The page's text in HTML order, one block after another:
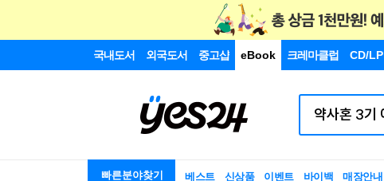
국내도서 외국도서 중고샵 eBook 크레마클럽 CD/LP
빠른분야찾기 베스트 신상품 이벤트 바이백 매장안내